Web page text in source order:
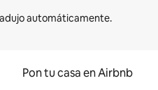
Pon tu casa en Airbnb